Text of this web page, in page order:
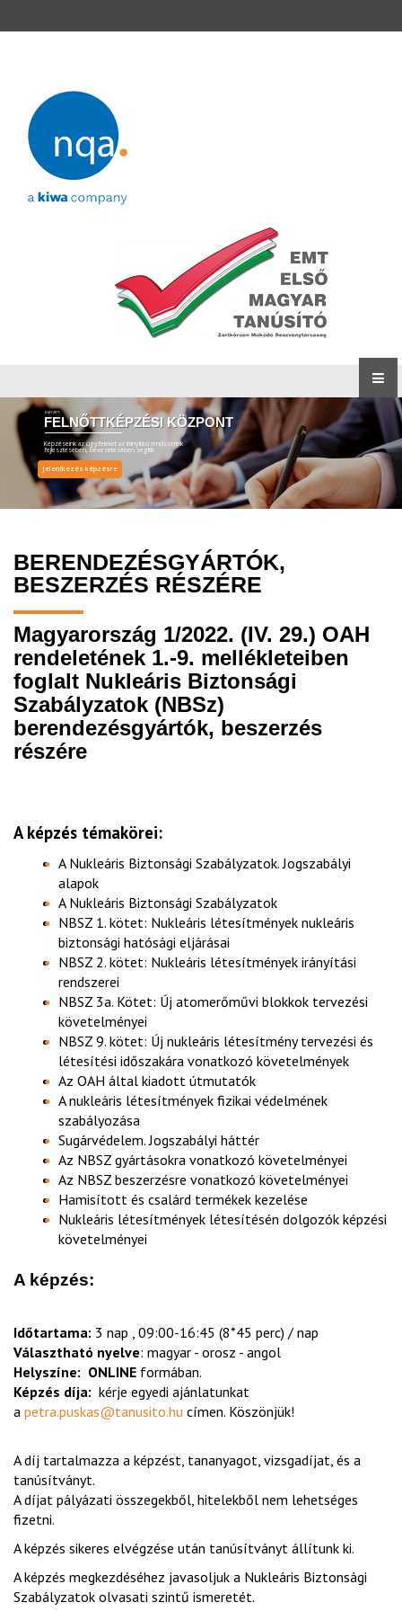
EMT ZRT.
Képzéseink az ügyfeleket az irányítási rendszereik
fejlesztésében, bevezetésében segítik
FELNŐTTKÉPZÉSI KÖZPONT
Jelentkezés képzésre
BERENDEZÉSGYÁRTÓK,
BESZERZÉS RÉSZÉRE
Magyarország 1/2022. (IV. 29.) OAH
rendeletének 1.-9. mellékleteiben
foglalt Nukleáris Biztonsági
Szabályzatok (NBSz)
berendezésgyártók, beszerzés
részére
A képzés témakörei:
A Nukleáris Biztonsági Szabályzatok. Jogszabályi
alapok
A Nukleáris Biztonsági Szabályzatok
NBSZ 1. kötet: Nukleáris létesítmények nukleáris
biztonsági hatósági eljárásai
NBSZ 2. kötet: Nukleáris létesítmények irányítási
rendszerei
NBSZ 3a. Kötet: Új atomerőművi blokkok tervezési
követelményei
NBSZ 9. kötet: Új nukleáris létesítmény tervezési és
létesítési időszakára vonatkozó követelmények
Az OAH által kiadott útmutatók
A nukleáris létesítmények fizikai védelmének
szabályozása
Sugárvédelem. Jogszabályi háttér
Az NBSZ gyártásokra vonatkozó követelményei
Az NBSZ beszerzésre vonatkozó követelményei
Hamisított és csalárd termékek kezelése
Nukleáris létesítmények létesítésén dolgozók képzési
követelményei
A képzés:
Időtartama: 3 nap , 09:00-16:45 (8*45 perc) / nap
Választható nyelve: magyar - orosz - angol
Helyszíne: ONLINE formában.
Képzés díja: kérje egyedi ajánlatunkat
a petra.puskas@tanusito.hu címen. Köszönjük!
A díj tartalmazza a képzést, tananyagot, vizsgadíjat, és a
tanúsítványt.
A díjat pályázati összegekből, hitelekből nem lehetséges
fizetni.
A képzés sikeres elvégzése után tanúsítványt állítunk ki.
A képzés megkezdéséhez javasoljuk a Nukleáris Biztonsági
Szabályzatok olvasati szintű ismeretét.